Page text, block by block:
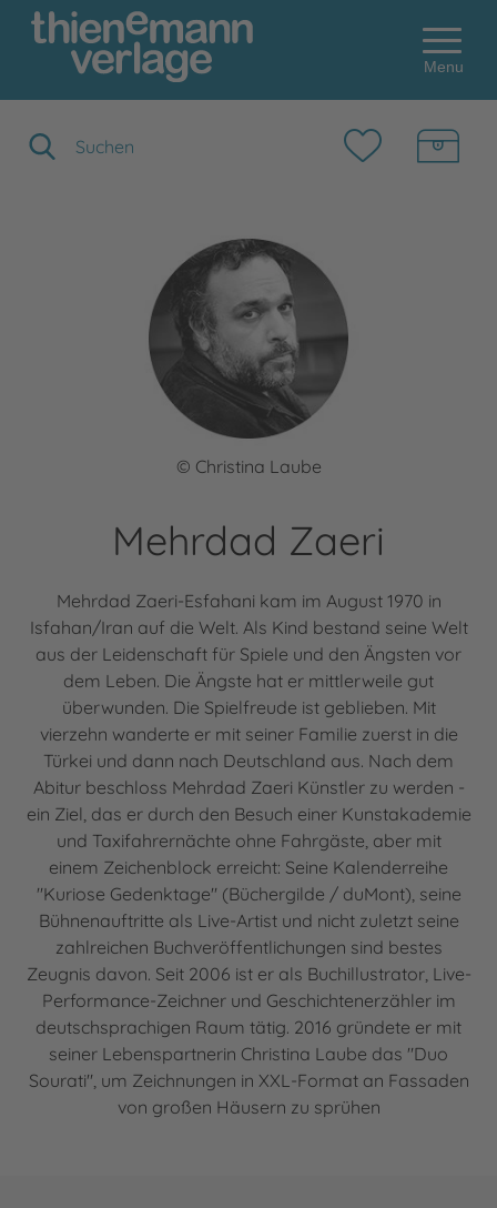
Menu
© Christina Laube
Mehrdad Zaeri
Mehrdad Zaeri-Esfahani kam im August 1970 in
Isfahan/Iran auf die Welt. Als Kind bestand seine Welt
aus der Leidenschaft für Spiele und den Ängsten vor
dem Leben. Die Ängste hat er mittlerweile gut
überwunden. Die Spielfreude ist geblieben. Mit
vierzehn wanderte er mit seiner Familie zuerst in die
Türkei und dann nach Deutschland aus. Nach dem
Abitur beschloss Mehrdad Zaeri Künstler zu werden -
ein Ziel, das er durch den Besuch einer Kunstakademie
und Taxifahrernächte ohne Fahrgäste, aber mit
einem Zeichenblock erreicht: Seine Kalenderreihe
"Kuriose Gedenktage" (Büchergilde / duMont), seine
Bühnenauftritte als Live-Artist und nicht zuletzt seine
zahlreichen Buchveröffentlichungen sind bestes
Zeugnis davon. Seit 2006 ist er als Buchillustrator, Live-
Performance-Zeichner und Geschichtenerzähler im
deutschsprachigen Raum tätig. 2016 gründete er mit
seiner Lebenspartnerin Christina Laube das "Duo
Sourati", um Zeichnungen in XXL-Format an Fassaden
von großen Häusern zu sprühen